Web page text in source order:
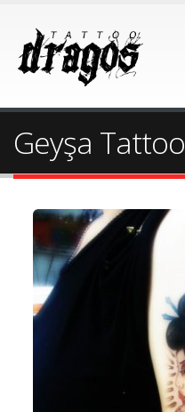
Geyşa Tattoo